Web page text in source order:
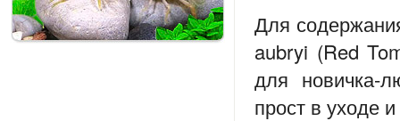
Для
aubryi (Red
для новичка-
прост в уходе